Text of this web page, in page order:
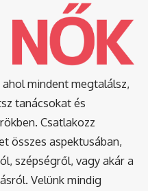
mindent megtalálsz,
tanácsokat és
Csatlakozz
összes aspektusában,
szépségről, vagy akár a
Velünk mindig